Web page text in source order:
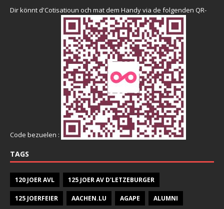
Dir könnt d'Cotisatioun och mat dem Handy via de folgenden QR-
Code bezuelen :
TAGS
120 JOER AVL 125 JOER AV D'LETZEBURGER
125 JOERFEIER AACHEN.LU AGAPE ALUMNI